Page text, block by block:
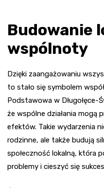
Budowanie
wspólnoty
Dzięki zaangażowaniu
to stało się symbolem
Podstawowa w Długołęce-
że wspólne działania mogą
efektów. Takie wydarzenia
rodzinne, ale także budują
społeczność lokalną, która
problemy i cieszyć się